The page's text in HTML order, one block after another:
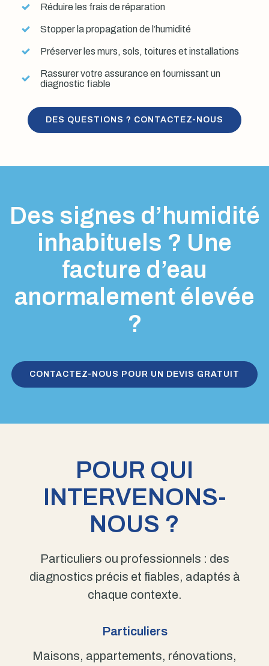
Réduire les frais de réparation
Stopper la propagation de l’humidité
Préserver les murs, sols, toitures et installations
Rassurer votre assurance en fournissant un
diagnostic fiable
DES QUESTIONS ? CONTACTEZ-NOUS
Des signes d’humidité
inhabituels ? Une
facture d’eau
anormalement élevée
?
CONTACTEZ-NOUS POUR UN DEVIS GRATUIT
POUR QUI
INTERVENONS-
NOUS ?
Particuliers ou professionnels : des
diagnostics précis et fiables, adaptés à
chaque contexte.
Particuliers
Maisons, appartements, rénovations,